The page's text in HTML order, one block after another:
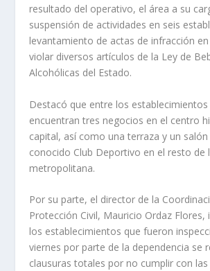
resultado del operativo, el área a su
suspensión de actividades en seis
levantamiento de actas de infracción
violar diversos artículos de la Ley de
Alcohólicas del Estado.
Destacó que entre los
encuentran tres negocios en el centro
capital, así como una terraza y un
conocido Club Deportivo en el resto de
metropolitana.
Por su parte, el director de la
Protección Civil, Mauricio Ordaz
los establecimientos que fueron
viernes por parte de la dependencia se
clausuras totales por no cumplir con